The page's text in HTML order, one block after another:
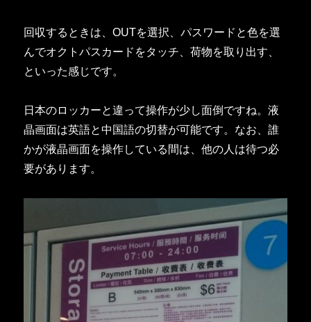
回収するときは、OUTを選択、パスワードと色を選
んでオクトパスカードをタッチ、荷物を取り出す、
といった感じです。
日本のロッカーと違って操作が少し面倒ですね。液
晶画面は英語と中国語の切替が可能です。なお、誰
かが液晶画面を操作している間は、他の人は待つ必
要があります。